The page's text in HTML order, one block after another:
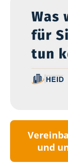
und